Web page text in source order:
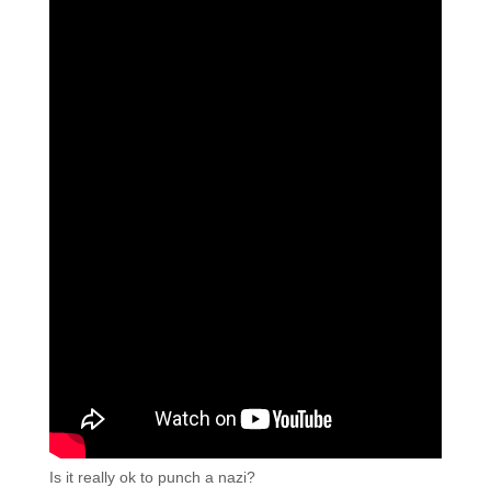
Is it really ok to punch a nazi?